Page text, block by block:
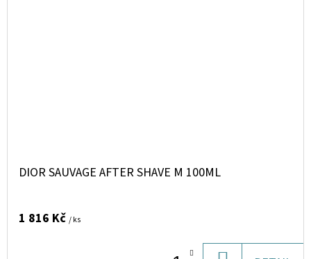
DIOR SAUVAGE AFTER SHAVE M 100ML
1 816 Kč / ks